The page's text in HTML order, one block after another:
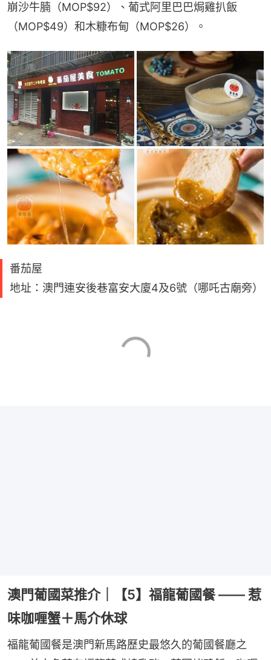
崩沙牛腩（MOP$92）、葡式阿里巴巴焗雞扒飯
（MOP$49）和木糠布甸（MOP$26）。
番茄屋
地址：澳門連安後巷富安大廈4及6號（哪吒古廟旁）
澳門葡國菜推介｜【5】福龍葡國餐 —— 惹
味咖喱蟹＋馬介休球
福龍葡國餐是澳門新馬路歷史最悠久的葡國餐廳之